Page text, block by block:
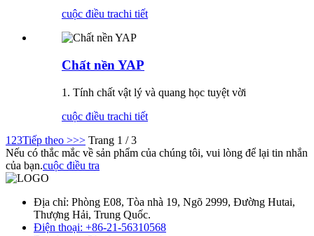
cuộc điều trachi tiết
Chất nền YAP
1. Tính chất vật lý và quang học tuyệt vời
cuộc điều trachi tiết
1 23Tiếp theo >>> Trang 1 / 3
Nếu có thắc mắc về sản phẩm của chúng tôi, vui lòng để lại tin nhắn
của bạn.cuộc điều tra
Địa chỉ: Phòng E08, Tòa nhà 19, Ngõ 2999, Đường Hutai,
Thượng Hải, Trung Quốc.
Điện thoại: +86-21-56310568